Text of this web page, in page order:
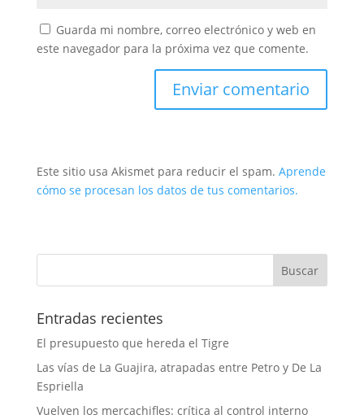
Guarda mi nombre, correo electrónico y web en
este navegador para la próxima vez que comente.
Este sitio usa Akismet para reducir el spam. Aprende
cómo se procesan los datos de tus comentarios.
Entradas recientes
El presupuesto que hereda el Tigre
Las vías de La Guajira, atrapadas entre Petro y De La
Espriella
Vuelven los mercachifles: crítica al control interno